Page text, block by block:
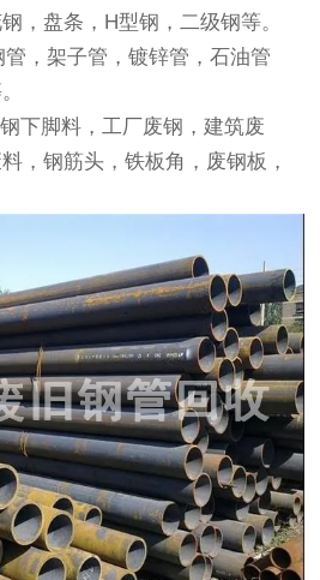
，盘条，H型钢，二级钢等。
，架子管，镀锌管，石油管
下脚料，工厂废钢，建筑废
，钢筋头，铁板角，废钢板，